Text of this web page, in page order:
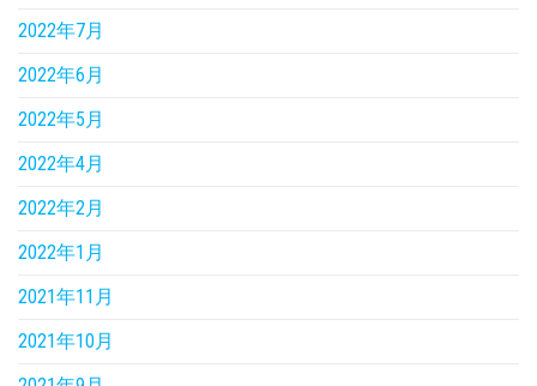
2022年7月
2022年6月
2022年5月
2022年4月
2022年2月
2022年1月
2021年11月
2021年10月